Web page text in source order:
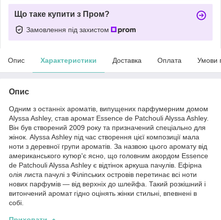
Що таке купити з Пром?
Замовлення під захистом
Опис Характеристики Доставка Оплата Умови
Опис
Одним з останніх ароматів, випущених парфумерним домом
Alyssa Ashley, став аромат Essence de Patchouli Alyssa Ashley.
Він був створений 2009 року та призначений спеціально для
жінок. Alyssa Ashley під час створення цієї композиції мала
ноти з деревної групи ароматів. За назвою цього аромату від
американського кутюр'є ясно, що головним акордом Essence
de Patchouli Alyssa Ashley є відтінок аркуша пачулів. Ефірна
олія листа пачулі з Філіпських островів перетинає всі ноти
нових парфумів — від верхніх до шлейфа. Такий розкішний і
витончений аромат гідно оцінять жінки стильні, впевнені в
собі.